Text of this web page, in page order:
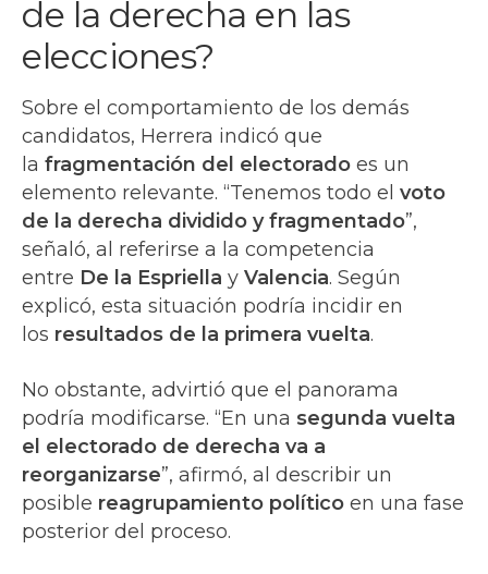
de la derecha en las
elecciones?
Sobre el comportamiento de los demás
candidatos, Herrera indicó que
la fragmentación del electorado es un
elemento relevante. “Tenemos todo el voto
de la derecha dividido y fragmentado”,
señaló, al referirse a la competencia
entre De la Espriella y Valencia. Según
explicó, esta situación podría incidir en
los resultados de la primera vuelta.
No obstante, advirtió que el panorama
podría modificarse. “En una segunda vuelta
el electorado de derecha va a
reorganizarse”, afirmó, al describir un
posible reagrupamiento político en una fase
posterior del proceso.